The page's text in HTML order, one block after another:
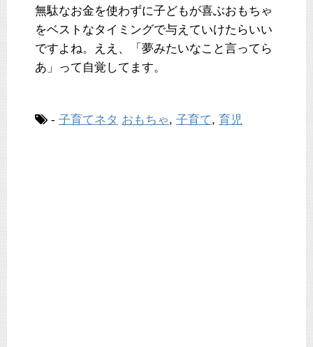
無駄なお金を使わずに子どもが喜ぶおもちゃ
をベストなタイミングで与えていけたらいい
ですよね。ええ、「夢みたいなこと言ってら
あ」って自覚してます。
- 子育てネタ おもちゃ, 子育て, 育児